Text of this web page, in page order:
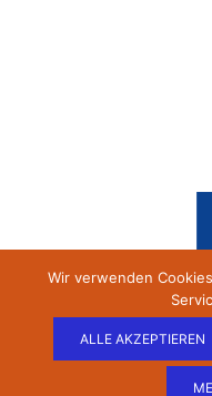
Wir verwenden
ALLE AKZEPTIEREN